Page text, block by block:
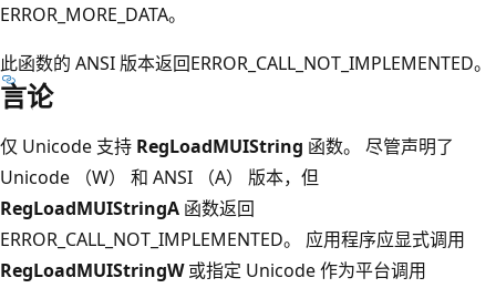
ERROR_MORE_DATA。
此函数的 ANSI 版本返回ERROR_CALL_NOT_IMPLEMENTED。
言论
仅 Unicode 支持 RegLoadMUIString 函数。 尽管声明了
Unicode （W） 和 ANSI （A） 版本，但
RegLoadMUIStringA 函数返回
ERROR_CALL_NOT_IMPLEMENTED。 应用程序应显式调用
RegLoadMUIStringW或指定 Unicode 作为平台调用